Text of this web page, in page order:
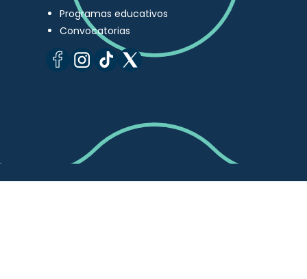
Programas educativos
Convocatorias